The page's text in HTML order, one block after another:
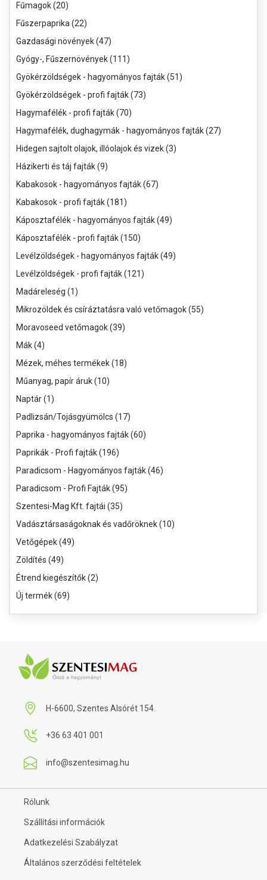
Fűmagok (20)
Fűszerpaprika (22)
Gazdasági növények (47)
Gyógy-, Fűszernövények (111)
Gyökérzöldségek - hagyományos fajták (51)
Gyökérzöldségek - profi fajták (73)
Hagymafélék - profi fajták (70)
Hagymafélék, dughagymák - hagyományos fajták (27)
Hidegen sajtolt olajok, illóolajok és vizek (3)
Házikerti és táj fajták (9)
Kabakosok - hagyományos fajták (67)
Kabakosok - profi fajták (181)
Káposztafélék - hagyományos fajták (49)
Káposztafélék - profi fajták (150)
Levélzöldségek - hagyományos fajták (49)
Levélzöldségek - profi fajták (121)
Madáreleség (1)
Mikrozöldek és csíráztatásra való vetőmagok (55)
Moravoseed vetőmagok (39)
Mák (4)
Mézek, méhes termékek (18)
Műanyag, papír áruk (10)
Naptár (1)
Padlizsán/Tojásgyümölcs (17)
Paprika - hagyományos fajták (60)
Paprikák - Profi fajták (196)
Paradicsom - Hagyományos fajták (46)
Paradicsom - Profi Fajták (95)
Szentesi-Mag Kft. fajtái (35)
Vadásztársaságoknak és vadőröknek (10)
Vetőgépek (49)
Zöldítés (49)
Étrend kiegészítők (2)
Új termék (69)
H-6600, Szentes Alsórét 154.
+36 63 401 001
info@szentesimag.hu
Rólunk
Szállítási információk
Adatkezelési Szabályzat
Általános szerződési feltételek